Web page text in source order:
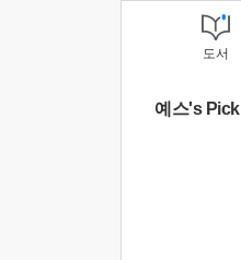
도서
예스's Pick